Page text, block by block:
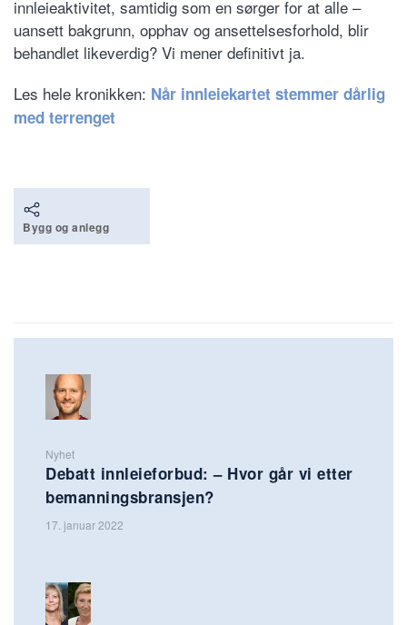
innleieaktivitet, samtidig som en sørger for at alle –
uansett bakgrunn, opphav og ansettelsesforhold, blir
behandlet likeverdig? Vi mener definitivt ja.
Les hele kronikken: Når innleiekartet stemmer dårlig
med terrenget
Bygg og anlegg
Nyhet
Debatt innleieforbud: – Hvor går vi etter
bemanningsbransjen?
17. januar 2022